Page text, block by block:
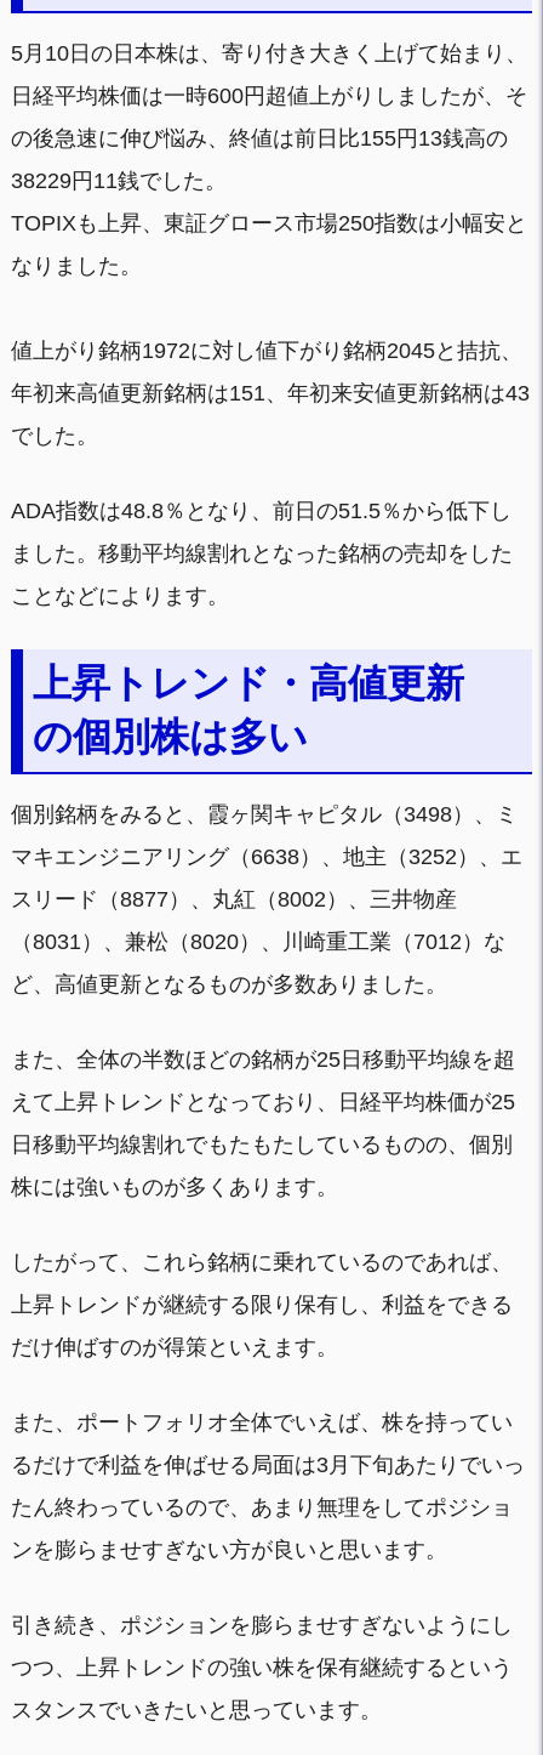
5月10日の日本株は、寄り付き大きく上げて始まり、
日経平均株価は一時600円超値上がりしましたが、そ
の後急速に伸び悩み、終値は前日比155円13銭高の
38229円11銭でした。
TOPIXも上昇、東証グロース市場250指数は小幅安と
なりました。
値上がり銘柄1972に対し値下がり銘柄2045と拮抗、
年初来高値更新銘柄は151、年初来安値更新銘柄は43
でした。
ADA指数は48.8％となり、前日の51.5％から低下し
ました。移動平均線割れとなった銘柄の売却をした
ことなどによります。
上昇トレンド・高値更新
の個別株は多い
個別銘柄をみると、霞ヶ関キャピタル（3498）、ミ
マキエンジニアリング（6638）、地主（3252）、エ
スリード（8877）、丸紅（8002）、三井物産
（8031）、兼松（8020）、川崎重工業（7012）な
ど、高値更新となるものが多数ありました。
また、全体の半数ほどの銘柄が25日移動平均線を超
えて上昇トレンドとなっており、日経平均株価が25
日移動平均線割れでもたもたしているものの、個別
株には強いものが多くあります。
したがって、これら銘柄に乗れているのであれば、
上昇トレンドが継続する限り保有し、利益をできる
だけ伸ばすのが得策といえます。
また、ポートフォリオ全体でいえば、株を持ってい
るだけで利益を伸ばせる局面は3月下旬あたりでいっ
たん終わっているので、あまり無理をしてポジショ
ンを膨らませすぎない方が良いと思います。
引き続き、ポジションを膨らませすぎないようにし
つつ、上昇トレンドの強い株を保有継続するという
スタンスでいきたいと思っています。